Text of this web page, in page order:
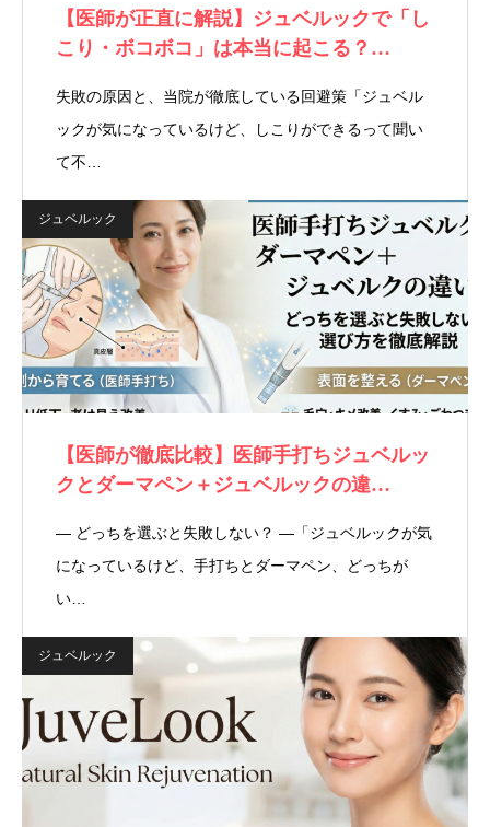
【医師が正直に解説】ジュベルックで「し
こり・ボコボコ」は本当に起こる？…
失敗の原因と、当院が徹底している回避策「ジュベル
ックが気になっているけど、しこりができるって聞い
て不…
ジュベルック
【医師が徹底比較】医師手打ちジュベルッ
クとダーマペン＋ジュベルックの違…
― どっちを選ぶと失敗しない？ ―「ジュベルックが気
になっているけど、手打ちとダーマペン、どっちが
い…
ジュベルック